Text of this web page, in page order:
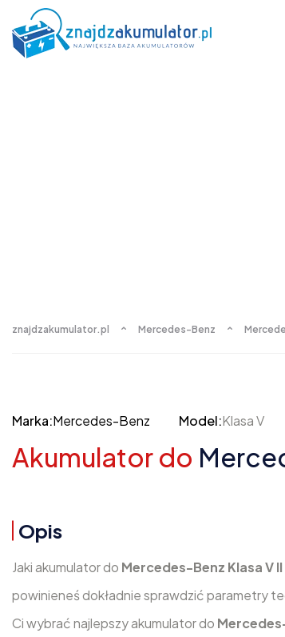
znajdzakumulator.pl Mercedes-Benz
Marka:Mercedes-Benz Model:Klasa V
Akumulator do
Opis
Jaki akumulator do Mercedes-Benz Klasa V
powinieneś dokładnie sprawdzić parametry
Ci wybrać najlepszy akumulator do